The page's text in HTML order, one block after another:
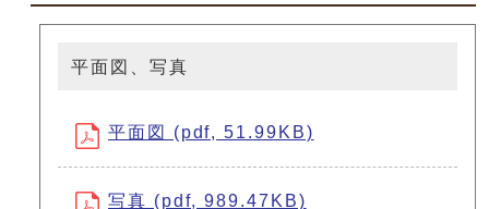
平面図、写真
平面図 (pdf, 51.99KB)
写真 (pdf, 989.47KB)